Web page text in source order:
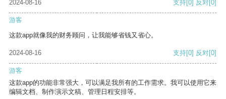
2024-08-16
支持[0] 反对[0]
游客
这款app就像我的财务顾问，让我能够省钱又省心。
2024-08-16 支持[0] 反对[0]
游客
这款app的功能非常强大，可以满足我所有的工作需求。我可以使用它来
编辑文档、制作演示文稿、管理日程安排等。